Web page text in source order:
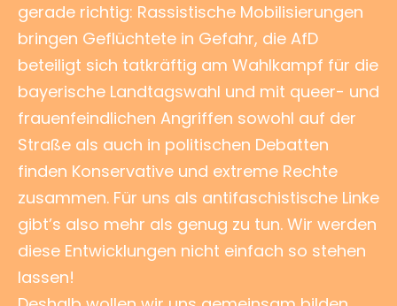
gerade richtig: Rassistische Mobilisierungen
bringen Geflüchtete in Gefahr, die AfD
beteiligt sich tatkräftig am Wahlkampf für die
bayerische Landtagswahl und mit queer- und
frauenfeindlichen Angriffen sowohl auf der
Straße als auch in politischen Debatten
finden Konservative und extreme Rechte
zusammen. Für uns als antifaschistische Linke
gibt’s also mehr als genug zu tun. Wir werden
diese Entwicklungen nicht einfach so stehen
lassen!